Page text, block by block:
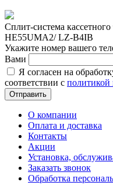
Сплит-система
HE55UMA2/ LZ-B4IB
Укажите номер вашего
Вами
Я согласен на
соответствии с политикой
Отправить
О компании
Оплата и доставка
Контакты
Акции
Установка,
Заказать звонок
Обработка